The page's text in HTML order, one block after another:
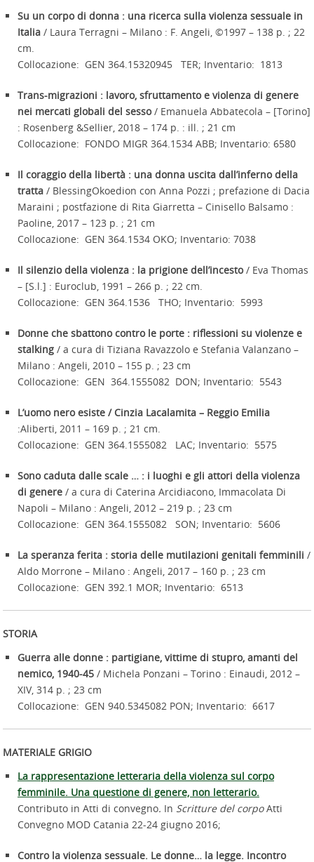
Su un corpo di donna : una ricerca sulla violenza sessuale in
Italia / Laura Terragni – Milano : F. Angeli, ©1997 – 138 p. ; 22
cm.
Collocazione: GEN 364.15320945 TER; Inventario: 1813
Trans-migrazioni : lavoro, sfruttamento e violenza di genere
nei mercati globali del sesso/ Emanuela Abbatecola – [Torino]
: Rosenberg &Sellier, 2018 – 174 p. : ill. ; 21 cm
Collocazione: FONDO MIGR 364.1534 ABB; Inventario: 6580
Il coraggio della libertà : una donna uscita dall’inferno della
tratta / BlessingOkoedion con Anna Pozzi ; prefazione di Dacia
Maraini ; postfazione di Rita Giarretta – Cinisello Balsamo :
Paoline, 2017 – 123 p. ; 21 cm
Collocazione: GEN 364.1534 OKO; Inventario: 7038
Il silenzio della violenza : la prigione dell’incesto/ Eva Thomas
– [S.l.] : Euroclub, 1991 – 266 p. ; 22 cm.
Collocazione: GEN 364.1536 THO; Inventario: 5993
Donne che sbattono contro le porte : riflessioni su violenze e
stalking / a cura di Tiziana Ravazzolo e Stefania Valanzano –
Milano : Angeli, 2010 – 155 p. ; 23 cm
Collocazione: GEN 364.1555082 DON; Inventario: 5543
L’uomo nero esiste / Cinzia Lacalamita – Reggio Emilia
:Aliberti, 2011 – 169 p. ; 21 cm.
Collocazione: GEN 364.1555082 LAC; Inventario: 5575
Sono caduta dalle scale … : i luoghi e gli attori della violenza
di genere / a cura di Caterina Arcidiacono, Immacolata Di
Napoli – Milano : Angeli, 2012 – 219 p. ; 23 cm
Collocazione: GEN 364.1555082 SON; Inventario: 5606
La speranza ferita : storia delle mutilazioni genitali femminili /
Aldo Morrone – Milano : Angeli, 2017 – 160 p. ; 23 cm
Collocazione: GEN 392.1 MOR; Inventario: 6513
STORIA
Guerra alle donne : partigiane, vittime di stupro, amanti del
nemico, 1940-45 / Michela Ponzani – Torino : Einaudi, 2012 –
XIV, 314 p. ; 23 cm
Collocazione: GEN 940.5345082 PON; Inventario: 6617
MATERIALE GRIGIO
La rappresentazione letteraria della violenza sul corpo
femminile. Una questione di genere, non letterario.
Contributo in Atti di convegno. In Scritture del corpoAtti
Convegno MOD Catania 22-24 giugno 2016;
Contro la violenza sessuale. Le donne… la legge. Incontro